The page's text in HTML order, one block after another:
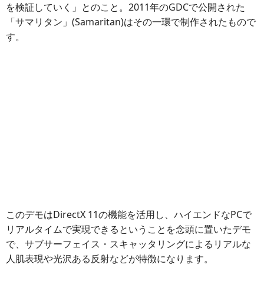
を検証していく」とのこと。2011年のGDCで公開された
「サマリタン」(Samaritan)はその一環で制作されたもので
す。
このデモはDirectX 11の機能を活用し、ハイエンドなPCで
リアルタイムで実現できるということを念頭に置いたデモ
で、サブサーフェイス・スキャッタリングによるリアルな
人肌表現や光沢ある反射などが特徴になります。